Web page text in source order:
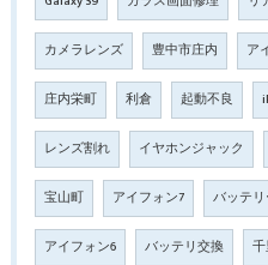
カメラレンズ 豊中市庄内 ア
庄内栄町 利倉 起動不良
レンズ割れ イヤホンジャック
宝山町 アイフォン7 バッテ
アイフォン6 バッテリ交換